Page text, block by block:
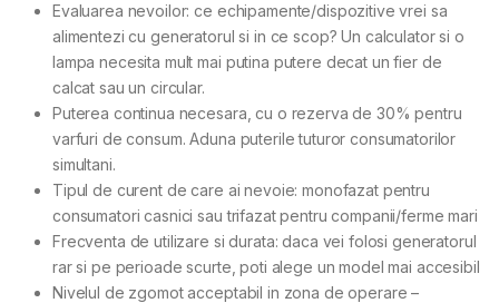
Evaluarea nevoilor: ce echipamente/dispozitive vrei sa
alimentezi cu generatorul si in ce scop? Un calculator si o
lampa necesita mult mai putina putere decat un fier de
calcat sau un circular.
Puterea continua necesara, cu o rezerva de 30% pentru
varfuri de consum. Aduna puterile tuturor consumatorilor
simultani.
Tipul de curent de care ai nevoie: monofazat pentru
consumatori casnici sau trifazat pentru companii/ferme mari
Frecventa de utilizare si durata: daca vei folosi generatorul
rar si pe perioade scurte, poti alege un model mai accesibil
Nivelul de zgomot acceptabil in zona de operare –